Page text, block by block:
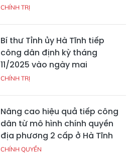
CHÍNH TRỊ
Bí thư Tỉnh ủy Hà Tĩnh tiếp
công dân định kỳ tháng
11/2025 vào ngày mai
CHÍNH TRỊ
Nâng cao hiệu quả tiếp công
dân từ mô hình chính quyền
địa phương 2 cấp ở Hà Tĩnh
CHÍNH QUYỀN